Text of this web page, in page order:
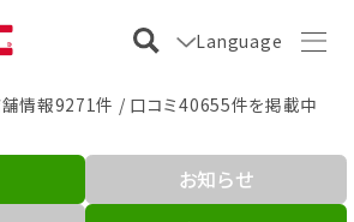
Language
舗情報9271件 / 口コミ40655件を掲載中
お知らせ